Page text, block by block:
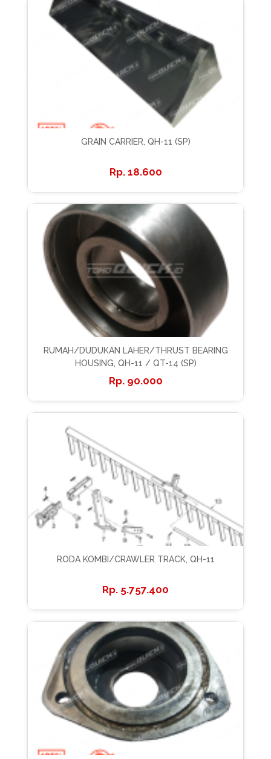
GRAIN CARRIER, QH-11 (SP)
18.600
RUMAH/DUDUKAN LAHER/THRUST BEARING
HOUSING, QH-11 / QT-14 (SP)
90.000
RODA KOMBI/CRAWLER TRACK, QH-11
5.757.400